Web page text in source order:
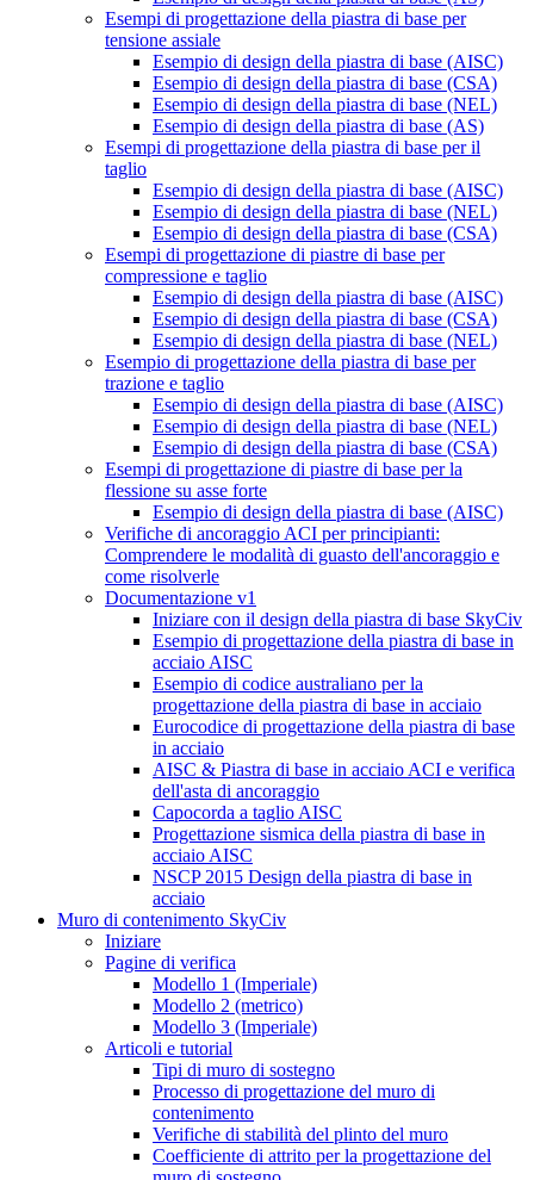
Esempi di progettazione della piastra di base per
tensione assiale
Esempio di design della piastra di base (AISC)
Esempio di design della piastra di base (CSA)
Esempio di design della piastra di base (NEL)
Esempio di design della piastra di base (AS)
Esempi di progettazione della piastra di base per il
taglio
Esempio di design della piastra di base (AISC)
Esempio di design della piastra di base (NEL)
Esempio di design della piastra di base (CSA)
Esempi di progettazione di piastre di base per
compressione e taglio
Esempio di design della piastra di base (AISC)
Esempio di design della piastra di base (CSA)
Esempio di design della piastra di base (NEL)
Esempio di progettazione della piastra di base per
trazione e taglio
Esempio di design della piastra di base (AISC)
Esempio di design della piastra di base (NEL)
Esempio di design della piastra di base (CSA)
Esempi di progettazione di piastre di base per la
flessione su asse forte
Esempio di design della piastra di base (AISC)
Verifiche di ancoraggio ACI per principianti:
Comprendere le modalità di guasto dell'ancoraggio e
come risolverle
Documentazione v1
Iniziare con il design della piastra di base SkyCiv
Esempio di progettazione della piastra di base in
acciaio AISC
Esempio di codice australiano per la
progettazione della piastra di base in acciaio
Eurocodice di progettazione della piastra di base
in acciaio
AISC & Piastra di base in acciaio ACI e verifica
dell'asta di ancoraggio
Capocorda a taglio AISC
Progettazione sismica della piastra di base in
acciaio AISC
NSCP 2015 Design della piastra di base in
acciaio
Muro di contenimento SkyCiv
Iniziare
Pagine di verifica
Modello 1 (Imperiale)
Modello 2 (metrico)
Modello 3 (Imperiale)
Articoli e tutorial
Tipi di muro di sostegno
Processo di progettazione del muro di
contenimento
Verifiche di stabilità del plinto del muro
Coefficiente di attrito per la progettazione del